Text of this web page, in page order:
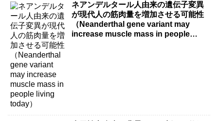
ネアンデルタール人由来の遺伝子変異
が現代人の筋肉量を増加させる可能性
（Neanderthal gene variant may
increase muscle mass in people